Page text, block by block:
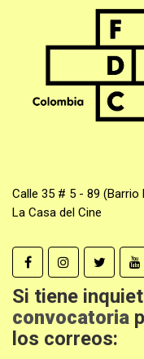
Calle 35 # 5 - 89 (Barrio
La Casa del Cine
Si tiene
convocatoria
los correos: